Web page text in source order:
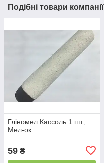
Подібні товари компанії
Гліномел Каосоль 1 шт.,
Мел-ок
59 ₴